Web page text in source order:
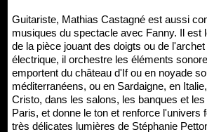
Guitariste, Mathias Castagné est aussi
musiques du spectacle avec Fanny. Il est
de la pièce jouant des doigts ou de
électrique, il orchestre les éléments
emportent du château d'If ou en noyade
méditerranéens, ou en Sardaigne, en
Cristo, dans les salons, les banques et
Paris, et donne le ton et renforce l'univers
très délicates lumières de Stéphanie